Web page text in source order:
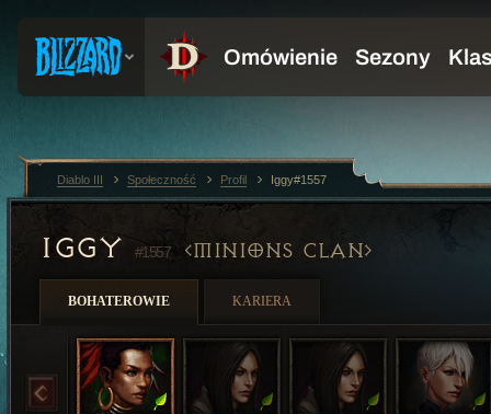
IGGY #1557 MINIONS CLAN
BOHATEROWIE KARIERA
Diablo III Społeczność Profil Iggy#1557